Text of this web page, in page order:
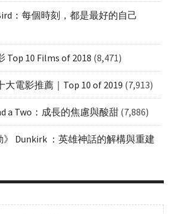
：每個時刻，都是最好的自己
Top 10 Films of 2018 (8,471)
電影推薦｜Top 10 of 2019 (7,913)
a Two：成長的焦慮與酸甜 (7,886)
》 Dunkirk ：英雄神話的解構與重建